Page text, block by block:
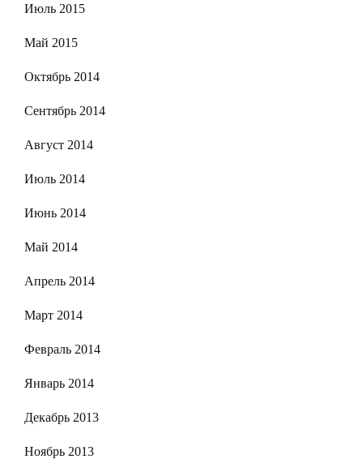
Июль 2015
Май 2015
Октябрь 2014
Сентябрь 2014
Август 2014
Июль 2014
Июнь 2014
Май 2014
Апрель 2014
Март 2014
Февраль 2014
Январь 2014
Декабрь 2013
Ноябрь 2013